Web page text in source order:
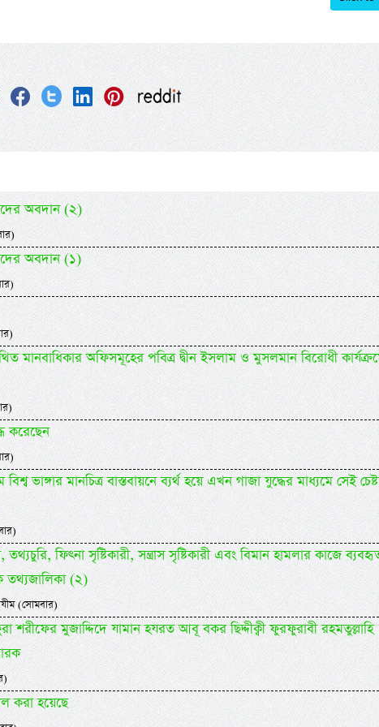
অবদান (২)
অবদান (১)
মানবাধিকার অফিসমূহের পবিত্র দ্বীন ইসলাম ও মুসলমান বিরোধী
করেছেন
ভাঙ্গার মানচিত্র বাস্তবায়নে ব্যর্থ হয়ে এখন গাজা যুদ্ধের মাধ্যমে সেই
তথ্যচুরি, ফিৎনা সৃষ্টিকারী, সন্ত্রাস সৃষ্টিকারী এবং বিমান হামলার কাজে
তথ্যজালিকা (২)
(সোমবার)
মুজাদ্দিদে যামান হযরত আবূ বকর ছিদ্দীক্বী ফুরফুরাবী রহমতুল্লাহি
করা হয়েছে